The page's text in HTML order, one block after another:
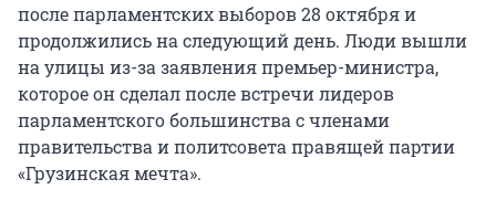
после парламентских выборов 28 октября и
продолжились на следующий день. Люди вышли
на улицы из-за заявления премьер-министра,
которое он сделал после встречи лидеров
парламентского большинства с членами
правительства и политсовета правящей партии
«Грузинская мечта».